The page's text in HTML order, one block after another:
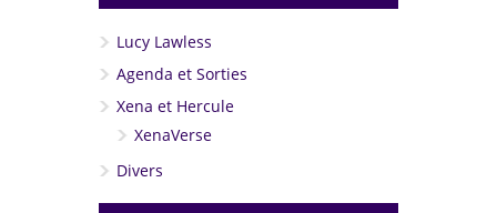
Lucy Lawless
Agenda et Sorties
Xena et Hercule
XenaVerse
Divers